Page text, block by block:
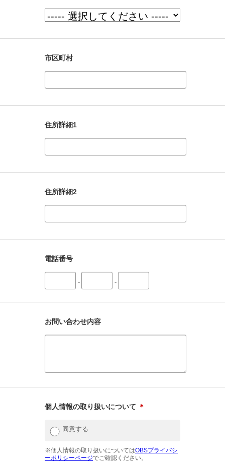
市区町村
住所詳細1
住所詳細2
電話番号
- -
お問い合わせ内容
個人情報の取り扱いについて ＊
同意する
※個人情報の取り扱いについてはOBSプライバシ
ーポリシーページでご確認ください。